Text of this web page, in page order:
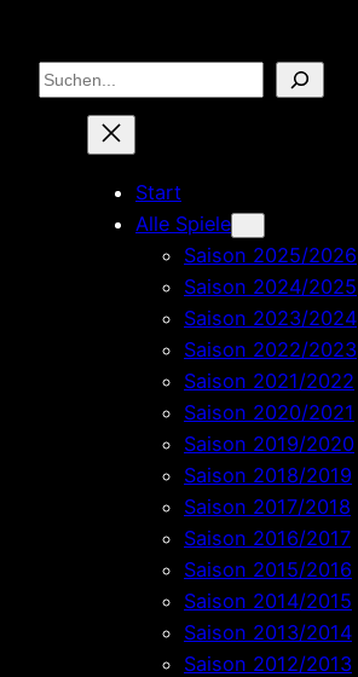
Inhalt
springen
Suchen
Start
Alle Spiele
Saison 2025/2026
Saison 2024/2025
Saison 2023/2024
Saison 2022/2023
Saison 2021/2022
Saison 2020/2021
Saison 2019/2020
Saison 2018/2019
Saison 2017/2018
Saison 2016/2017
Saison 2015/2016
Saison 2014/2015
Saison 2013/2014
Saison 2012/2013